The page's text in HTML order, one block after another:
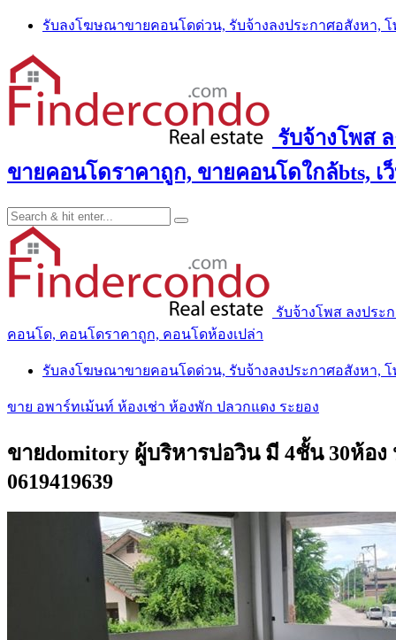
Skip
content
รับลงโฆษณาขายคอนโดด่วน, รับจ้างลงประกาศอสังหา,
รับจ้างโพส
ขายคอนโดราคาถูก, ขายคอนโดใกล้bts,
รับจ้างโพส ลงประ
คอนโด, คอนโดราคาถูก, คอนโดห้องเปล่า
รับลงโฆษณาขายคอนโดด่วน, รับจ้างลงประกาศอสังหา,
ขาย อพาร์ทเม้นท์ ห้องเช่า ห้องพัก ปลวกแดง ระยอง
ขายdomitory ผู้บริหารบ่อวิน มี 4ชั้น 30ห้อ
0619419639